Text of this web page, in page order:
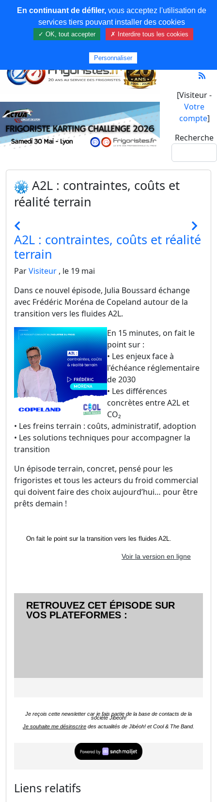
[Visiteur -
Votre
compte]
Recherche
A2L : contraintes, coûts et
réalité terrain
A2L : contraintes, coûts et réalité
terrain
ParVisiteur , le 19 mai
Dans ce nouvel épisode, Julia Boussard échange
avec Frédéric Moréna de Copeland autour de la
transition vers les fluides A2L.
En 15 minutes, on fait le
point sur :
• Les enjeux face à
l'échéance réglementaire
de 2030
• Les différences
concrètes entre A2L et
CO₂
• Les freins terrain : coûts, administratif, adoption
• Les solutions techniques pour accompagner la
transition
Un épisode terrain, concret, pensé pour les
frigoristes et tous les acteurs du froid commercial
qui doivent faire des choix aujourd’hui… pour être
prêts demain !
On fait le point sur la transition vers les fluides A2L.
Voir la version en ligne
RETROUVEZ CET ÉPISODE SUR
VOS PLATEFORMES :
Je reçois cette newsletter car je fais partie de la base de contacts de la
société Jibéoh!
Je souhaite me désinscrire des actualités de Jibéoh! et Cool & The Band.
Liens relatifs
En continuant de défiler,vous acceptez l'utilisation de
services tiers pouvant installer des cookies
✓ OK, tout accepter ✗ Interdire tous les cookies
Personnaliser